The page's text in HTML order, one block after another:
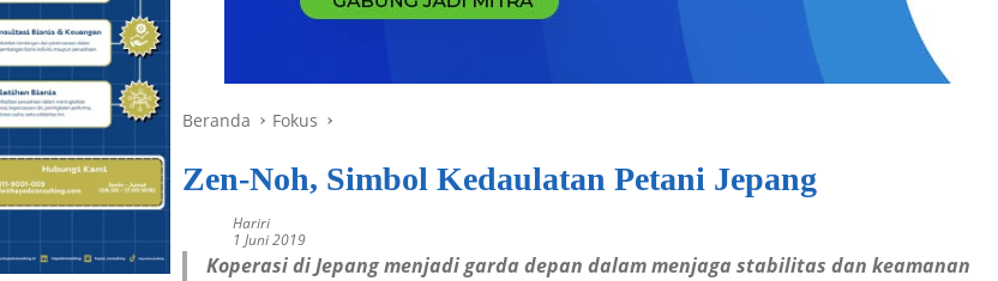
Beranda Fokus
Zen-Noh, Simbol Kedaulatan Petani Jepang
Hariri
1 Juni 2019
Koperasi di Jepang menjadi garda depan dalam menjaga stabilitas dan keamanan